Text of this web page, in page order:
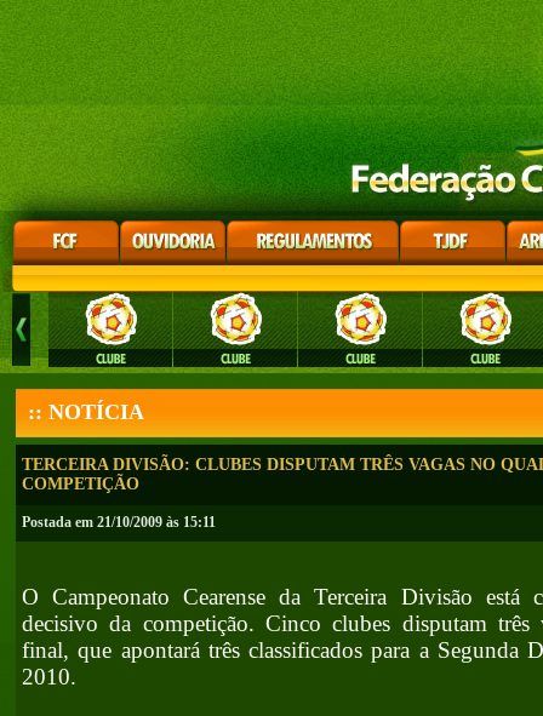
:: NOTÍCIA
TERCEIRA DIVISÃO: CLUBES DISPUTAM TRÊS VAGAS NO
COMPETIÇÃO
Postada em 21/10/2009 às 15:11
O Campeonato Cearense da Terceira Divisão está
decisivo da competição. Cinco clubes disputam três
final, que apontará três classificados para a Segunda
2010.